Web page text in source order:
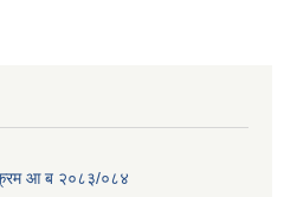
आ ब २०८३/०८४